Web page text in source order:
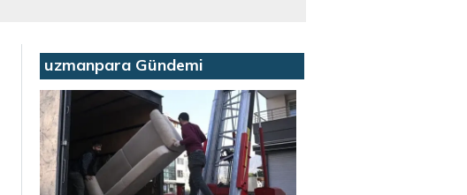
uzmanpara Gündemi